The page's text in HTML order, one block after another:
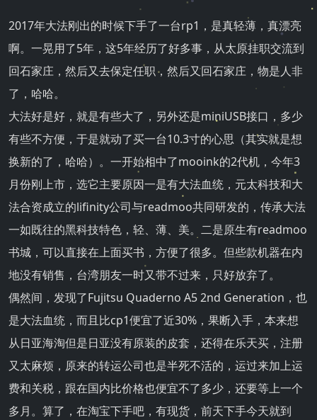
2017年大法刚出的时候下手了一台rp1，是真轻薄，真漂亮
啊。一晃用了5年，这5年经历了好多事，从太原挂职交流到
回石家庄，然后又去保定任职，然后又回石家庄，物是人非
了，哈哈。
大法好是好，就是有些大了，另外还是miniUSB接口，多少
有些不方便，于是就动了买一台10.3寸的心思（其实就是想
换新的了，哈哈）。一开始相中了mooink的2代机，今年3
月份刚上市，选它主要原因一是有大法血统，元太科技和大
法合资成立的lifinity公司与readmoo共同研发的，传承大法
一如既往的黑科技特色，轻、薄、美。二是原生有readmoo
书城，可以直接在上面买书，方便了很多。但些款机器在内
地没有销售，台湾朋友一时又带不过来，只好放弃了。
偶然间，发现了Fujitsu Quaderno A5 2nd Generation，也
是大法血统，而且比cp1便宜了近30%，果断入手，本来想
从日亚海淘但是日亚没有原装的皮套，还得在乐天买，注册
又太麻烦，原来的转运公司也是半死不活的，运过来加上运
费和关税，跟在国内比价格也便宜不了多少，还要等上一个
多月。算了，在淘宝下手吧，有现货，前天下手今天就到